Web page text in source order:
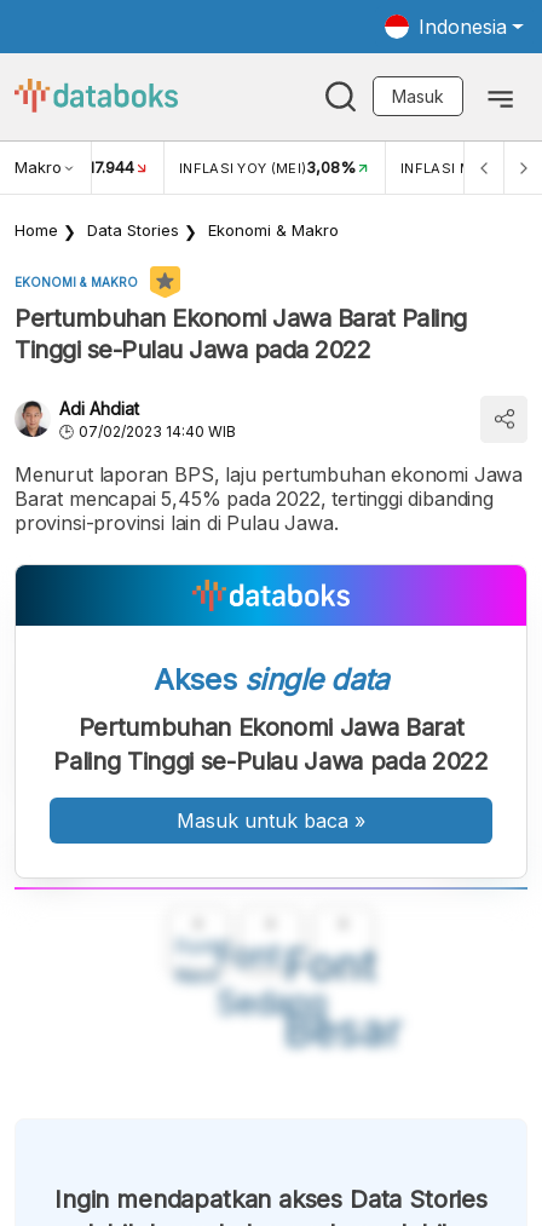
Indonesia
Masuk
Makro
USD/IDR 17.944 INFLASI YOY (MEI)3,08% INFLASI MOM (MEI)
Home Data Stories Ekonomi & Makro
EKONOMI & MAKRO
Pertumbuhan Ekonomi Jawa Barat Paling
Tinggi se-Pulau Jawa pada 2022
Adi Ahdiat
07/02/2023 14:40 WIB
Menurut laporan BPS, laju pertumbuhan ekonomi Jawa
Barat mencapai 5,45% pada 2022, tertinggi dibanding
provinsi-provinsi lain di Pulau Jawa.
Font
Kecil
Font
Sedang
Font
Besar
Akses single data
Pertumbuhan Ekonomi Jawa Barat
Paling Tinggi se-Pulau Jawa pada 2022
Masuk untuk baca »
Ingin mendapatkan akses Data Stories